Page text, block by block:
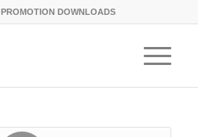
PROMOTION DOWNLOADS